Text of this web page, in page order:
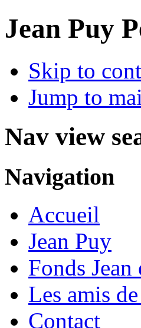
Jean Puy
Skip to
Jump to
Nav view
Navigation
Accueil
Jean Puy
Fonds
Les amis
Contact